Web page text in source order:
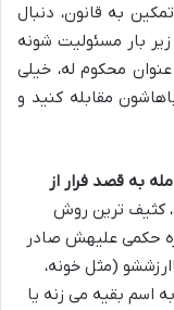
به قانون، دنبال
بار مسئولیت شونه
محکوم له، خیلی
مقابله کنید و
به قصد فرار از
کثیف ترین روش
حکمی علیهش صادر
(مثل خونه،
اسم بقیه می زنه یا